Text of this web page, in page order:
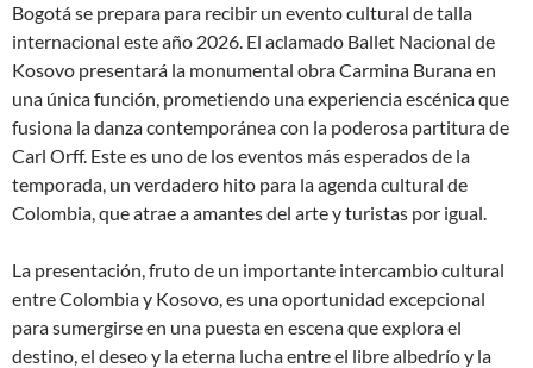
Bogotá se prepara para recibir un evento cultural de talla
internacional este año 2026. El aclamado Ballet Nacional de
Kosovo presentará la monumental obra Carmina Burana en
una única función, prometiendo una experiencia escénica que
fusiona la danza contemporánea con la poderosa partitura de
Carl Orff. Este es uno de los eventos más esperados de la
temporada, un verdadero hito para la agenda cultural de
Colombia, que atrae a amantes del arte y turistas por igual.
La presentación, fruto de un importante intercambio cultural
entre Colombia y Kosovo, es una oportunidad excepcional
para sumergirse en una puesta en escena que explora el
destino, el deseo y la eterna lucha entre el libre albedrío y la